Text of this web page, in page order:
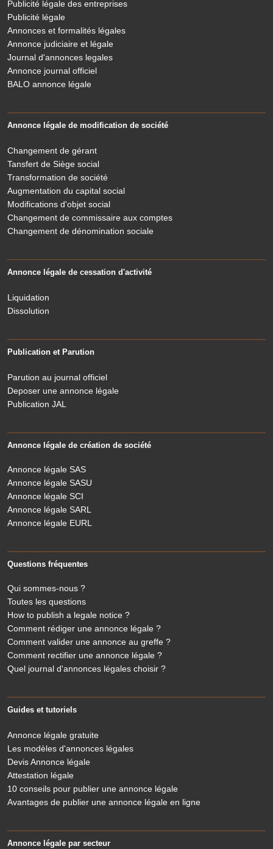
Publicité légale des entreprises
Publicité légale
Annonces et formalités légales
Annonce judiciaire et légale
Journal d'annonces legales
Annonce journal officiel
BALO annonce légale
Annonce légale de modification de société
Changement de gérant
Tansfert de Siège social
Transformation de société
Augmentation du capital social
Modifications d'objet social
Changement de commissaire aux comptes
Changement de dénomination sociale
Annonce légale de cessation d'activité
Liquidation
Dissolution
Publication et Parution
Parution au journal officiel
Deposer une annonce légale
Publication JAL
Annonce légale de création de société
Annonce légale SAS
Annonce légale SASU
Annonce légale SCI
Annonce légale SARL
Annonce légale EURL
Questions fréquentes
Qui sommes-nous ?
Toutes les questions
How to publish a legale notice ?
Comment rédiger une annonce légale ?
Comment valider une annonce au greffe ?
Comment rectifier une annonce légale ?
Quel journal d'annonces légales choisir ?
Guides et tutoriels
Annonce légale gratuite
Les modèles d'annonces légales
Devis Annonce légale
Attestation légale
10 conseils pour publier une annonce légale
Avantages de publier une annonce légale en ligne
Annonce légale par secteur